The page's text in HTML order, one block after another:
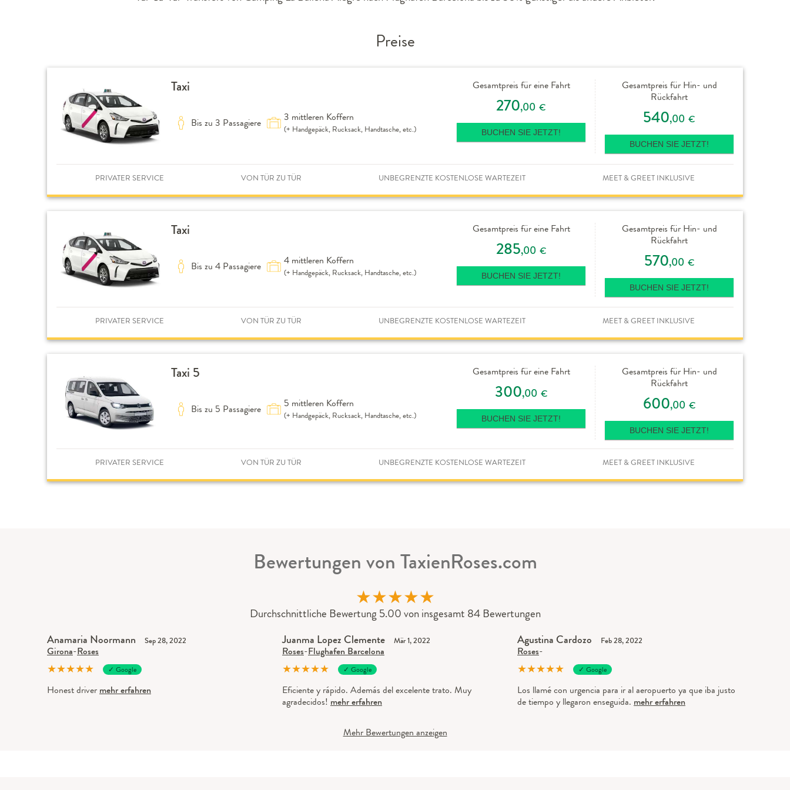
Preise
Taxi
Bis zu 3 Passagiere 3 mittleren Koffern
(+ Handgepäck, Rucksack, Handtasche, etc.)
Gesamtpreis für eine Fahrt
270,00 €
BUCHEN SIE JETZT!
Gesamtpreis für Hin- und
Rückfahrt
540,00 €
BUCHEN SIE JETZT!
PRIVATER SERVICE VON TÜR ZU TÜR UNBEGRENZTE KOSTENLOSE WARTEZEIT MEET & GREET INKLUSIVE
Taxi
Bis zu 4 Passagiere 4 mittleren Koffern
(+ Handgepäck, Rucksack, Handtasche, etc.)
Gesamtpreis für eine Fahrt
285,00 €
BUCHEN SIE JETZT!
Gesamtpreis für Hin- und
Rückfahrt
570,00 €
BUCHEN SIE JETZT!
PRIVATER SERVICE VON TÜR ZU TÜR UNBEGRENZTE KOSTENLOSE WARTEZEIT MEET & GREET INKLUSIVE
Taxi 5
Bis zu 5 Passagiere 5 mittleren Koffern
(+ Handgepäck, Rucksack, Handtasche, etc.)
Gesamtpreis für eine Fahrt
300,00 €
BUCHEN SIE JETZT!
Gesamtpreis für Hin- und
Rückfahrt
600,00 €
BUCHEN SIE JETZT!
PRIVATER SERVICE VON TÜR ZU TÜR UNBEGRENZTE KOSTENLOSE WARTEZEIT MEET & GREET INKLUSIVE
Bewertungen von TaxienRoses.com
★★★★★
Durchschnittliche Bewertung 5.00 von insgesamt 84 Bewertungen
Anamaria Noormann Sep 28, 2022
Girona-Roses
★★★★★ ✓ Google
Honest driver mehr erfahren
Juanma Lopez Clemente Mär 1, 2022
Roses-Flughafen Barcelona
★★★★★ ✓ Google
Eficiente y rápido. Además del excelente trato. Muy
agradecidos! mehr erfahren
Agustina Cardozo Feb 28, 2022
Roses-
★★★★★ ✓ Google
Los llamé con urgencia para ir al aeropuerto ya que iba justo
de tiempo y llegaron enseguida. mehr erfahren
Mehr Bewertungen anzeigen